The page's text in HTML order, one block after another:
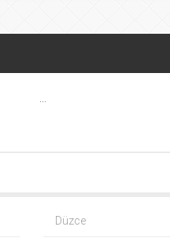
Bursa’da
Düzce